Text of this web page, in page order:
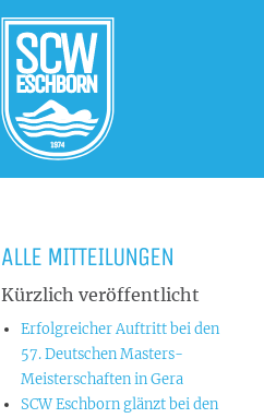
ALLE MITTEILUNGEN
Kürzlich veröffentlicht
Erfolgreicher Auftritt bei den
57. Deutschen Masters-
Meisterschaften in Gera
SCW Eschborn glänzt bei den